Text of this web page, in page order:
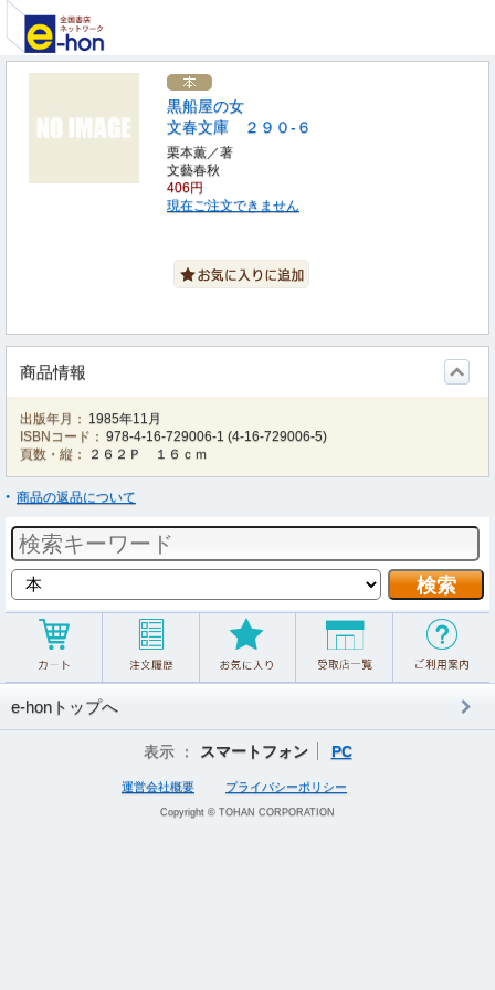
黒船屋の女
文春文庫 ２９０‐６
栗本薫／著
文藝春秋
406円
現在ご注文できません
商品情報
出版年月： 1985年11月
ISBNコード： 978-4-16-729006-1 (4-16-729006-5)
頁数・縦：
２６２Ｐ １６ｃｍ
商品の返品について
e-honトップへ
表示 ： スマートフォン PC
運営会社概要 プライバシーポリシー
Copyright © TOHAN CORPORATION